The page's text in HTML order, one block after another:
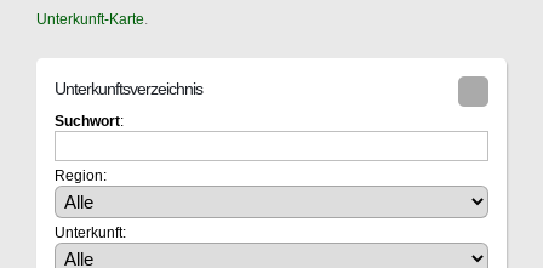
Unterkunft-Karte
Unterkunftsverzeichnis
Suchwort:
Region:
Unterkunft: